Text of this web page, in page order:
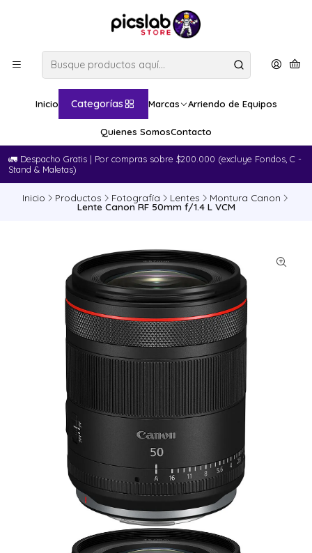
Inicio Categorías Marcas Arriendo de Equipos
Quienes SomosContacto
🚛​ Despacho Gratis | Por compras sobre $200.000 (excluye Fondos, C -
Stand & Maletas)
Inicio Productos Fotografía Lentes Montura Canon
Lente Canon RF 50mm f/1.4 L VCM